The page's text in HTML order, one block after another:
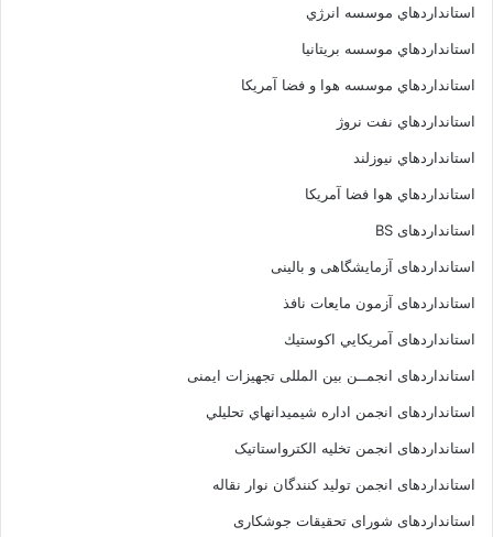
استانداردهاي موسسه انرژي
استانداردهاي موسسه بريتانيا
استانداردهاي موسسه هوا و فضا آمريکا
استانداردهاي نفت نروژ
استانداردهاي نيوزلند
استانداردهاي هوا فضا آمريکا
استانداردهای BS
استانداردهای آزمایشگاهی و بالینی
استانداردهای آزمون مایعات نافذ
استانداردهای آمريكايي اكوستيك
استانداردهای انجمــن بين المللى تجهيزات ايمنى
استانداردهای انجمن اداره شيميدانهاي تحليلي
استانداردهای انجمن تخليه الکترواستاتيک
استانداردهای انجمن توليد کنندگان نوار نقاله
استانداردهای شورای تحقیقات جوشکاری